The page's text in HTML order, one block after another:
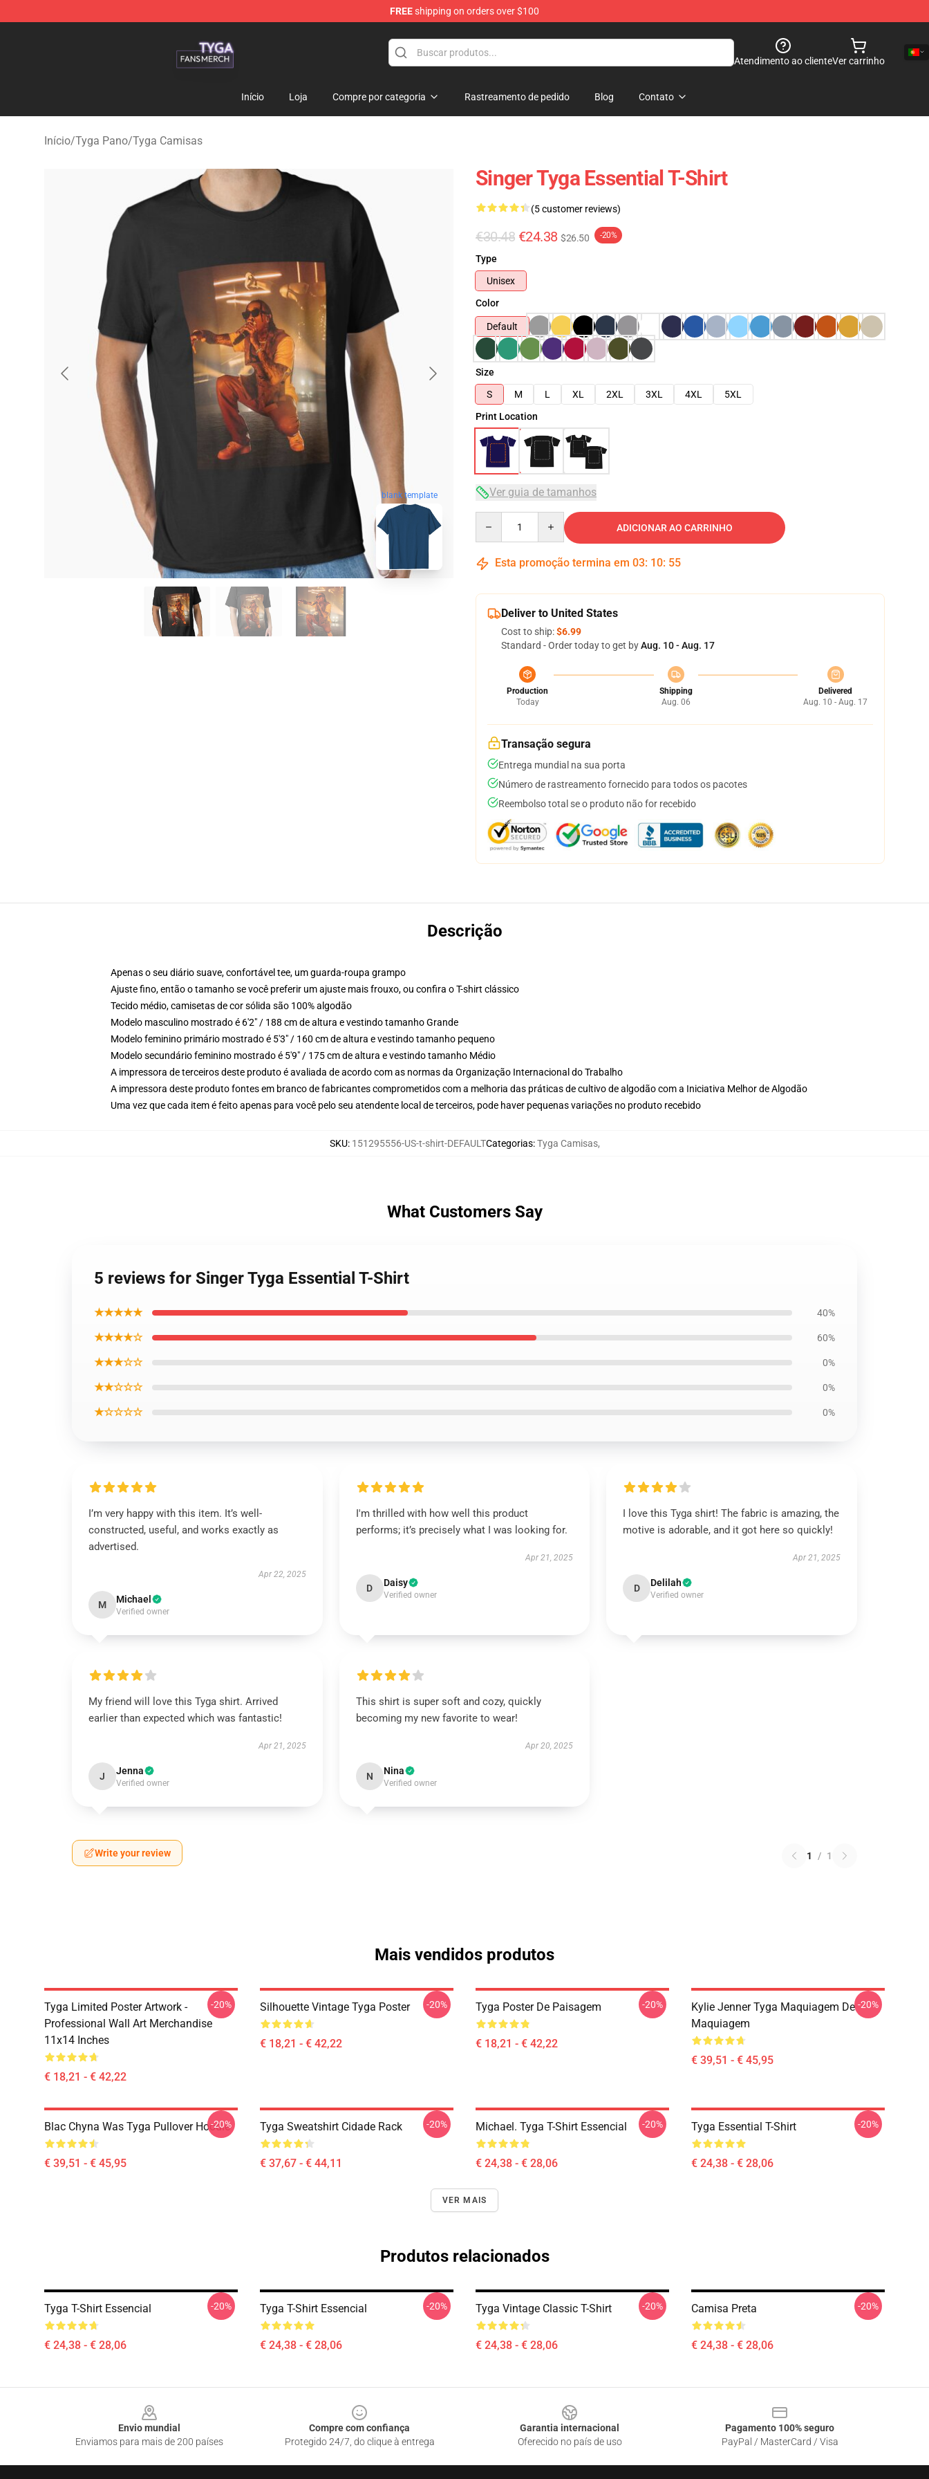
FREEshipping on orders over $100
Atendimento ao clienteVer carrinho
Início Loja Compre por categoria Rastreamento de pedido Blog Contato
Início/Tyga Pano/Tyga Camisas
blank template
Singer Tyga Essential T-Shirt
(5 customer reviews)
€30.48 €24.38 $26.50 -20%
Type
Unisex
Color
Default
Size
S
M L XL 2XL 3XL 4XL
5XL
Print Location
Ver guia de tamanhos
ADICIONAR AO CARRINHO
Esta promoção termina em 03: 10: 54
Deliver to United States
Cost to ship:$6.99
Standard - Order today to get byAug. 10 - Aug. 17
Production
Today
Shipping
Aug. 06
Delivered
Aug. 10 - Aug. 17
Transação segura
Entrega mundial na sua porta
Número de rastreamento fornecido para todos os pacotes
Reembolso total se o produto não for recebido
Descrição
Apenas o seu diário suave, confortável tee, um guarda-roupa grampo
Ajuste fino, então o tamanho se você preferir um ajuste mais frouxo, ou confira o T-shirt clássico
Tecido médio, camisetas de cor sólida são 100% algodão
Modelo masculino mostrado é 6'2" / 188 cm de altura e vestindo tamanho Grande
Modelo feminino primário mostrado é 5'3" / 160 cm de altura e vestindo tamanho pequeno
Modelo secundário feminino mostrado é 5'9" / 175 cm de altura e vestindo tamanho Médio
A impressora de terceiros deste produto é avaliada de acordo com as normas da Organização Internacional do Trabalho
A impressora deste produto fontes em branco de fabricantes comprometidos com a melhoria das práticas de cultivo de algodão com a Iniciativa Melhor de Algodão
Uma vez que cada item é feito apenas para você pelo seu atendente local de terceiros, pode haver pequenas variações no produto recebido
SKU: 151295556-US-t-shirt-DEFAULTCategorias:Tyga Camisas,
What Customers Say
5 reviews for Singer Tyga Essential T-Shirt
★★★★★ 40%
★★★★☆ 60%
★★★☆☆ 0%
★★☆☆☆ 0%
★☆☆☆☆ 0%
I’m very happy with this item. It’s well-
constructed, useful, and works exactly as
advertised.
Apr 22, 2025
M Michael
Verified owner
I'm thrilled with how well this product
performs; it’s precisely what I was looking for.
Apr 21, 2025
D Daisy
Verified owner
I love this Tyga shirt! The fabric is amazing, the
motive is adorable, and it got here so quickly!
Apr 21, 2025
D Delilah
Verified owner
My friend will love this Tyga shirt. Arrived
earlier than expected which was fantastic!
Apr 21, 2025
J Jenna
Verified owner
This shirt is super soft and cozy, quickly
becoming my new favorite to wear!
Apr 20, 2025
N Nina
Verified owner
Write your review 1 / 1
Mais vendidos produtos
Tyga Limited Poster Artwork -
Professional Wall Art Merchandise
11x14 Inches
€ 18,21 - € 42,22
-20% Silhouette Vintage Tyga Poster
€ 18,21 - € 42,22
-20% Tyga Poster De Paisagem
€ 18,21 - € 42,22
-20%
Kylie Jenner Tyga Maquiagem De
Maquiagem
€ 39,51 - € 45,95
-20%
Blac Chyna Was Tyga Pullover Hoodie
€ 39,51 - € 45,95
-20% Tyga Sweatshirt Cidade Rack
€ 37,67 - € 44,11
-20% Michael. Tyga T-Shirt Essencial
€ 24,38 - € 28,06
-20% Tyga Essential T-Shirt
€ 24,38 - € 28,06
-20%
VER MAIS
Produtos relacionados
Tyga T-Shirt Essencial
€ 24,38 - € 28,06
-20% Tyga T-Shirt Essencial
€ 24,38 - € 28,06
-20% Tyga Vintage Classic T-Shirt
€ 24,38 - € 28,06
-20% Camisa Preta
€ 24,38 - € 28,06
-20%
Envio mundial
Enviamos para mais de 200 países
Compre com confiança
Protegido 24/7, do clique à entrega
Garantia internacional
Oferecido no país de uso
Pagamento 100% seguro
PayPal / MasterCard / Visa